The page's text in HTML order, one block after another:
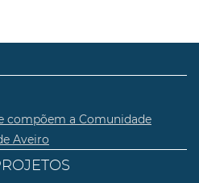
compõem a Comunidade
Aveiro